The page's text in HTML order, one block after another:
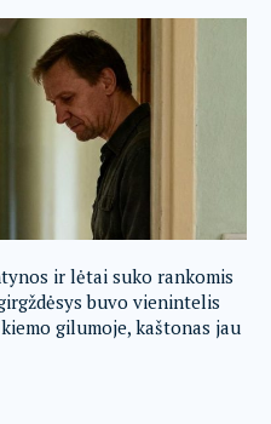
ir lėtai suko rankomis
buvo vienintelis
gilumoje, kaštonas jau